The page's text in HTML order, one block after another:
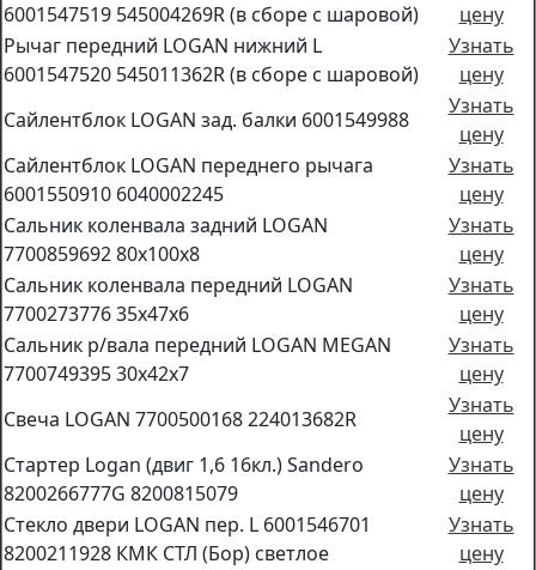
6001547519 545004269R (в сборе с шаровой)
цену
Рычаг передний LOGAN нижний L
6001547520 545011362R (в сборе с шаровой)
Узнать
цену
Сайлентблок LOGAN зад. балки 6001549988
Узнать
цену
Сайлентблок LOGAN переднего рычага
6001550910 6040002245
Узнать
цену
Сальник коленвала задний LOGAN
7700859692 80x100x8
Узнать
цену
Сальник коленвала передний LOGAN
7700273776 35x47x6
Узнать
цену
Сальник р/вала передний LOGAN MEGAN
7700749395 30x42x7
Узнать
цену
Свеча LOGAN 7700500168 224013682R
Узнать
цену
Стартер Logan (двиг 1,6 16кл.) Sandero
8200266777G 8200815079
Узнать
цену
Стекло двери LOGAN пер. L 6001546701
8200211928 КМК СТЛ (Бор) светлое
Узнать
цену